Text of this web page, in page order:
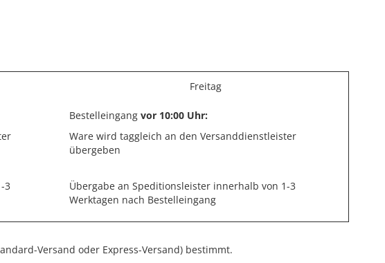
Freitag
Bestelleingang vor 10:00 Uhr:
Ware wird taggleich an den Versanddienstleister
übergeben
3
Übergabe an Speditionsleister innerhalb von 1-3
Werktagen nach Bestelleingang
Versand oder Express-Versand) bestimmt.